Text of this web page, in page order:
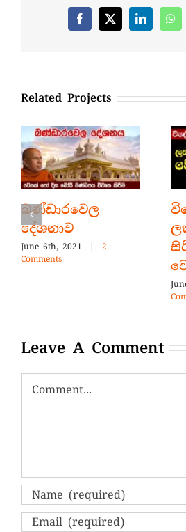
Facebook
X LinkedIn
Related Projects
බණ්ඩාරවෙල
දේශනාව
June 6th, 2021 |
2
Comments
Leave A Comment
Comment